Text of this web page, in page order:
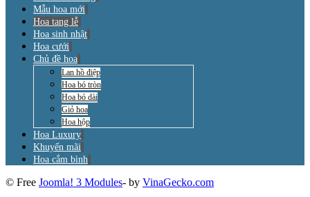
Mẫu hoa mới
Hoa tang lễ
Hoa sinh nhật
Hoa cưới
Chủ đề hoa
Lan hồ điệp
Hoa bó tròn
Hoa bó dài
Giỏ hoa
Hoa hộp
Hoa Luxury
Khuyến mãi
Hoa cắm bình
© Free Joomla! 3 Modules- by VinaGecko.com